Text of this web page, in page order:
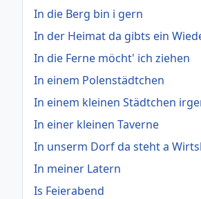
In die Berg bin i gern
In der Heimat da gibts ein
In die Ferne möcht' ich ziehen
In einem Polenstädtchen
In einem kleinen Städtchen
In einer kleinen Taverne
In unserm Dorf da steht a
In meiner Latern
Is Feierabend